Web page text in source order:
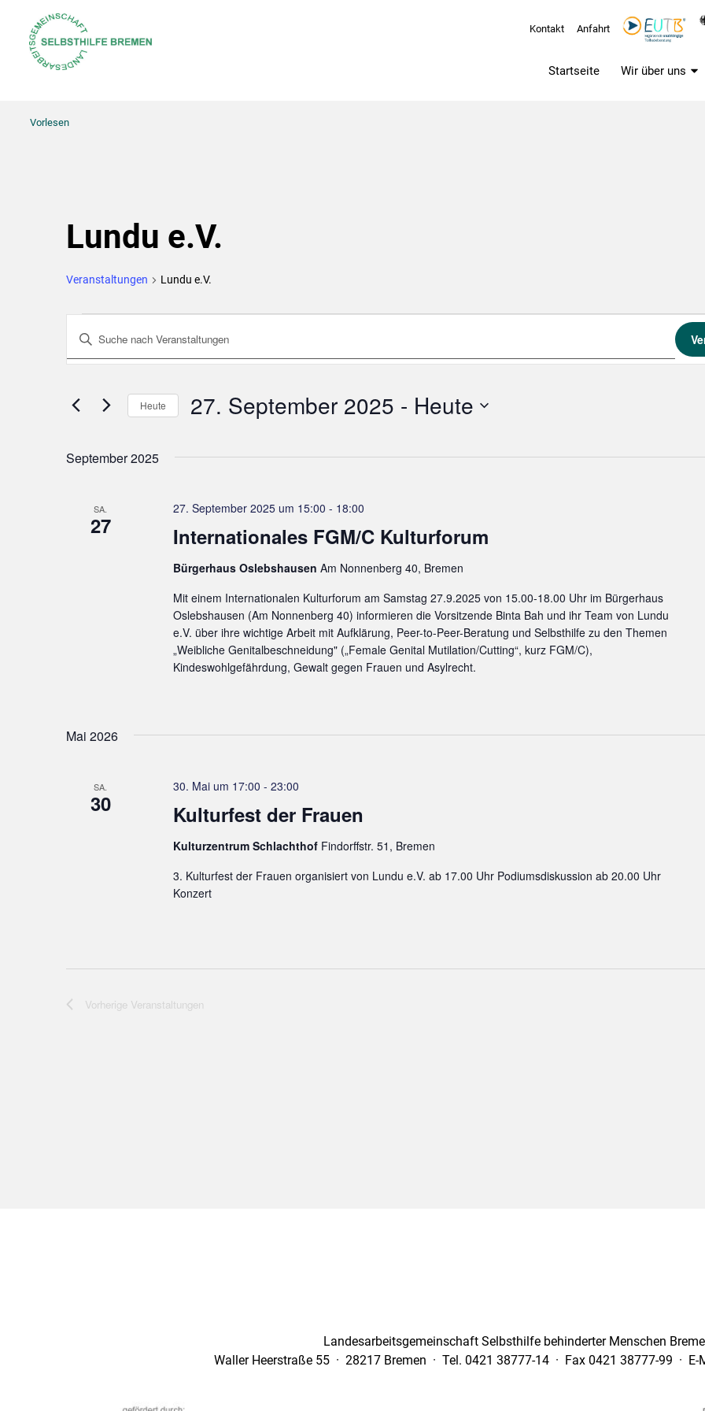
Kontakt Anfahrt
Startseite Wir über uns
Vorlesen
Lundu e.V.
Veranstaltungen Lundu e.V.
Veranstaltungen
Suche
Ansichten,
Bitte
Schlüsselwort
Suche
Schlüsselwort.
Heute 27. September 2025 - Heute
September 2025
SA.
27 Internationales FGM/C Kulturforum
27. September 2025 um 15:00 - 18:00
Bürgerhaus Oslebshausen Am Nonnenberg 40, Bremen
Mit einem Internationalen Kulturforum am Samstag 27.9.2025 von 15.00-18.00 Uhr im Bürgerhaus
Oslebshausen (Am Nonnenberg 40) informieren die Vorsitzende Binta Bah und ihr Team von Lundu
e.V. über ihre wichtige Arbeit mit Aufklärung, Peer-to-Peer-Beratung und Selbsthilfe zu den Themen
„Weibliche Genitalbeschneidung" („Female Genital Mutilation/Cutting“, kurz FGM/C),
Kindeswohlgefährdung, Gewalt gegen Frauen und Asylrecht.
Mai 2026
SA.
30 Kulturfest der Frauen
30. Mai um 17:00 - 23:00
Kulturzentrum Schlachthof Findorffstr. 51, Bremen
3. Kulturfest der Frauen organisiert von Lundu e.V. ab 17.00 Uhr Podiumsdiskussion ab 20.00 Uhr
Konzert
Vorherige Veranstaltungen
Landesarbeitsgemeinschaft Selbsthilfe behinderter Menschen
Waller Heerstraße 55 · 28217 Bremen · Tel. 0421 38777-14 · Fax 0421 38777-99 · E-